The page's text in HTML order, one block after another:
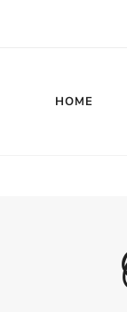
HOME